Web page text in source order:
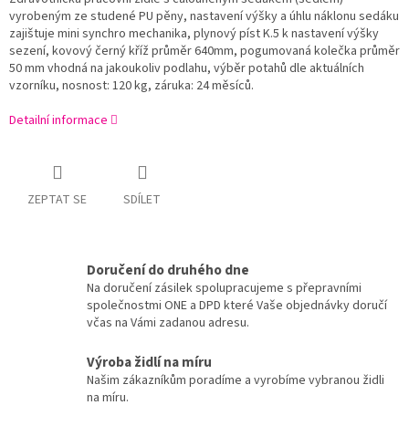
vyrobeným ze studené PU pěny, nastavení výšky a úhlu náklonu sedáku
zajištuje mini synchro mechanika, plynový píst K.5 k nastavení výšky
sezení, kovový černý kříž průměr 640mm, pogumovaná kolečka průměr
50 mm vhodná na jakoukoliv podlahu, výběr potahů dle aktuálních
vzorníku, nosnost: 120 kg, záruka: 24 měsíců.
Detailní informace
ZEPTAT SE SDÍLET
Doručení do druhého dne
Na doručení zásilek spolupracujeme s přepravními
společnostmi ONE a DPD které Vaše objednávky doručí
včas na Vámi zadanou adresu.
Výroba židlí na míru
Našim zákazníkům poradíme a vyrobíme vybranou židli
na míru.